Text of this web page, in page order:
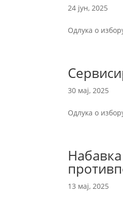
24 јун, 2025
Одлука о
30 мај, 2025
Одлука о
13 мај, 2025